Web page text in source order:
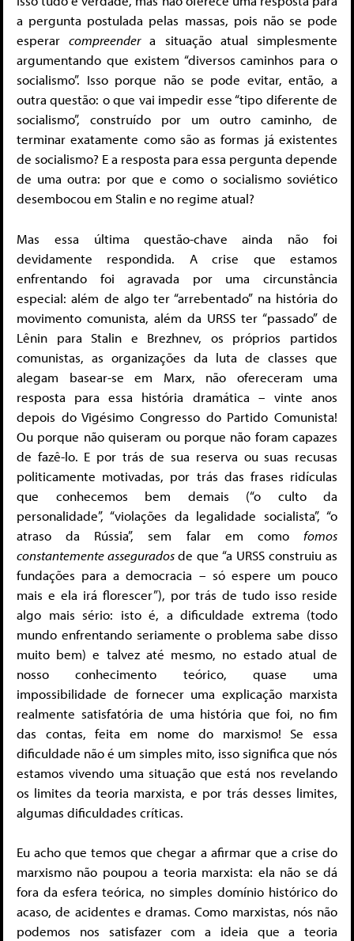
a pergunta postulada pelas massas, pois não se pode
esperarcompreendera situação atual simplesmente
argumentando que existem “diversos caminhos para o
socialismo”. Isso porque não se pode evitar, então, a
outra questão: o que vai impedir esse “tipo diferente de
socialismo”, construído por um outro caminho, de
terminar exatamente como são as formas já existentes
de socialismo? E a resposta para essa pergunta depende
de uma outra: por que e como o socialismo soviético
desembocou em Stalin e no regime atual?
Mas essa última questão-chave ainda não foi
devidamente respondida. A crise que estamos
enfrentando foi agravada por uma circunstância
especial: além de algo ter “arrebentado” na história do
movimento comunista, além da URSS ter “passado” de
Lênin para Stalin e Brezhnev, os próprios partidos
comunistas, as organizações da luta de classes que
alegam basear-se em Marx, não ofereceram uma
resposta para essa história dramática – vinte anos
depois do Vigésimo Congresso do Partido Comunista!
Ou porque não quiseram ou porque não foram capazes
de fazê-lo. E por trás de sua reserva ou suas recusas
politicamente motivadas, por trás das frases ridículas
que conhecemos bem demais (“o culto da
personalidade”, “violações da legalidade socialista”, “o
atraso da Rússia”, sem falar em como fomos
constantemente asseguradosde que “a URSS construiu as
fundações para a democracia – só espere um pouco
mais e ela irá florescer”), por trás de tudo isso reside
algo mais sério: isto é, a dificuldade extrema (todo
mundo enfrentando seriamente o problema sabe disso
muito bem) e talvez até mesmo, no estado atual de
nosso conhecimento teórico, quase uma
impossibilidade de fornecer uma explicação marxista
realmente satisfatória de uma história que foi, no fim
das contas, feita em nome do marxismo! Se essa
dificuldade não é um simples mito, isso significa que nós
estamos vivendo uma situação que está nos revelando
os limites da teoria marxista, e por trás desses limites,
algumas dificuldades críticas.
Eu acho que temos que chegar a afirmar que a crise do
marxismo não poupou a teoria marxista: ela não se dá
fora da esfera teórica, no simples domínio histórico do
acaso, de acidentes e dramas. Como marxistas, nós não
podemos nos satisfazer com a ideia que a teoria